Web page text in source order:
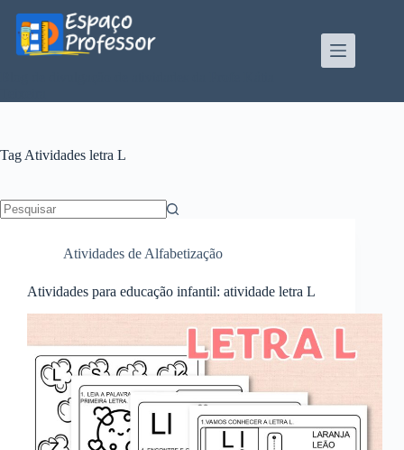
para
conteúdo
Tag Atividades letra L
Atividades de Alfabetização
Atividades para educação infantil: atividade letra L